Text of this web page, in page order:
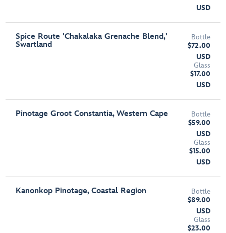
USD
Spice Route 'Chakalaka Grenache Blend,'
Swartland
Bottle
$72.00
USD
Glass
$17.00
USD
Pinotage Groot Constantia, Western Cape
Bottle
$59.00
USD
Glass
$15.00
USD
Kanonkop Pinotage, Coastal Region
Bottle
$89.00
USD
Glass
$23.00